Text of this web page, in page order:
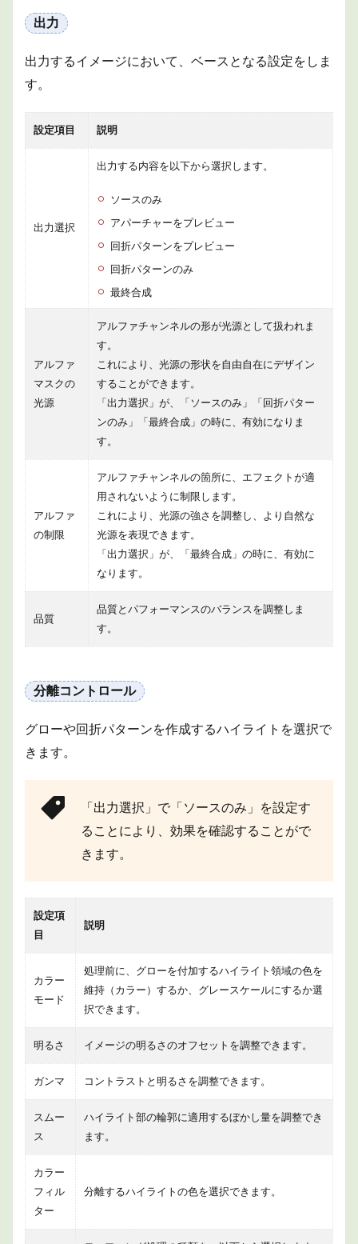
2
ー
設定
2.2
カラ
情報
め
出力
出力するイメージにおいて、ベースとなる設定をしま
す。
設定項目 説明
出力選択
出力する内容を以下から選択します。
ソースのみ
アパーチャーをプレビュー
回折パターンをプレビュー
回折パターンのみ
最終合成
アルファ
マスクの
光源
アルファチャンネルの形が光源として扱われま
す。
これにより、光源の形状を自由自在にデザイン
することができます。
「出力選択」が、「ソースのみ」「回折パター
ンのみ」「最終合成」の時に、有効になりま
す。
アルファ
の制限
アルファチャンネルの箇所に、エフェクトが適
用されないように制限します。
これにより、光源の強さを調整し、より自然な
光源を表現できます。
「出力選択」が、「最終合成」の時に、有効に
なります。
品質
品質とパフォーマンスのバランスを調整しま
す。
分離コントロール
グローや回折パターンを作成するハイライトを選択で
きます。
「出力選択」で「ソースのみ」を設定す
ることにより、効果を確認することがで
きます。
設定項
目
説明
カラー
モード
処理前に、グローを付加するハイライト領域の色を
維持（カラー）するか、グレースケールにするか選
択できます。
明るさ イメージの明るさのオフセットを調整できます。
ガンマ コントラストと明るさを調整できます。
スムー
ス
ハイライト部の輪郭に適用するぼかし量を調整でき
ます。
カラー
フィル
ター
分離するハイライトの色を選択できます。